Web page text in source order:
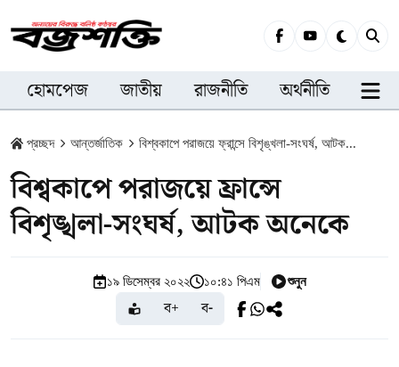
হোমপেজ জাতীয় রাজনীতি অর্থনীতি
প্রচ্ছদ আন্তর্জাতিক বিশ্বকাপে পরাজয়ে ফ্রান্সে বিশৃঙ্খলা-সংঘর্ষ, আটক...
বিশ্বকাপে পরাজয়ে ফ্রান্সে
বিশৃঙ্খলা-সংঘর্ষ, আটক অনেকে
১৯ ডিসেম্বর ২০২২ ১০:৪১ পিএম শুনুন
ব+ ব-